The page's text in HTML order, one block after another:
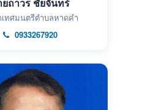
ทศมนตรีตำบลหาดคำ
0933267920